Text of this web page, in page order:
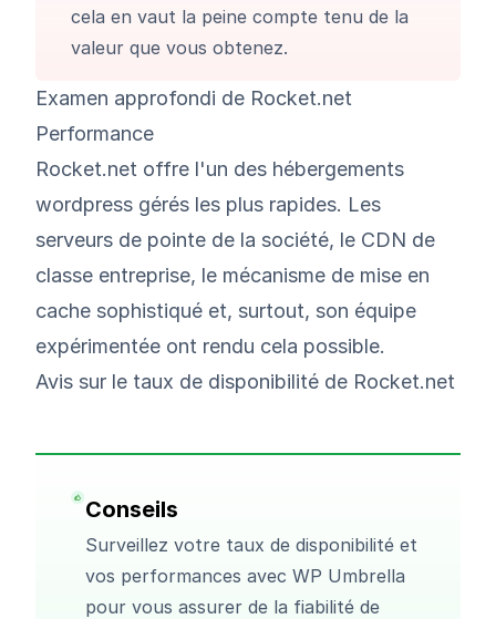
cela en vaut la peine compte tenu de la
valeur que vous obtenez.
Examen approfondi de Rocket.net
Performance
Rocket.net offre l'un des hébergements
wordpress gérés les plus rapides. Les
serveurs de pointe de la société, le CDN de
classe entreprise, le mécanisme de mise en
cache sophistiqué et, surtout, son équipe
expérimentée ont rendu cela possible.
Avis sur le taux de disponibilité de Rocket.net
Conseils
Surveillez votre taux de disponibilité et
vos performances avecWP Umbrella
pour vous assurer de la fiabilité de